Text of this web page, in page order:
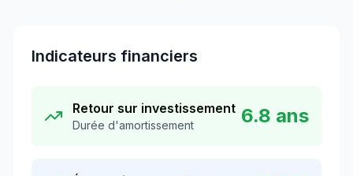
Indicateurs financiers
Retour sur investissement
Durée d'amortissement 6.8 ans